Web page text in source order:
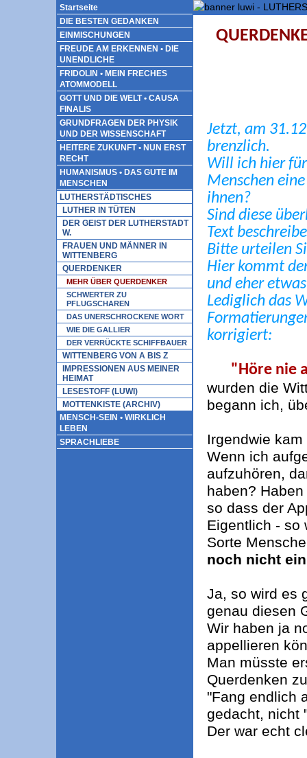
Startseite
DIE BESTEN GEDANKEN
EINMISCHUNGEN
FREUDE AM ERKENNEN • DIE
UNENDLICHE
FRIDOLIN • MEIN FRECHES
ATOMMODELL
GOTT UND DIE WELT • CAUSA
FINALIS
GRUNDFRAGEN DER PHYSIK
UND DER WISSENSCHAFT
HEITERE ZUKUNFT • NUN ERST
RECHT
HUMANISMUS • DAS GUTE IM
MENSCHEN
LUTHERSTÄDTISCHES
LUTHER IN TÜTEN
DER GEIST DER LUTHERSTADT
W.
FRAUEN UND MÄNNER IN
WITTENBERG
QUERDENKER
MEHR ÜBER QUERDENKER
SCHWERTER ZU
PFLUGSCHAREN
DAS UNERSCHROCKENE WORT
WIE DIE GALLIER
DER VERRÜCKTE SCHIFFBAUER
WITTENBERG VON A BIS Z
IMPRESSIONEN AUS MEINER
HEIMAT
LESESTOFF (LUWI)
MOTTENKISTE (ARCHIV)
MENSCH-SEIN • WIRKLICH
LEBEN
SPRACHLIEBE
Jetzt, am
brenzlich.
Will ich hier
Menschen
ihnen?
Sind diese
Text
Bitte urteilen
Hier kommt
und eher
Lediglich das
korrigiert:
"Höre nie
wurden die
begann ich,
Irgendwie
Wenn ich
aufzuhören,
haben?
so dass der
Eigentlich - so
Sorte
noch nicht
Ja, so wird es
genau diesen
Wir haben ja
appellieren
Man müsste
Querdenken
"Fang endlich
gedacht, nicht
Der war echt